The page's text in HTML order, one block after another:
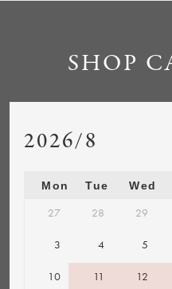
SHOP
2026/8
Mon Tue Wed
27 28 29
3 4 5
10 11 12